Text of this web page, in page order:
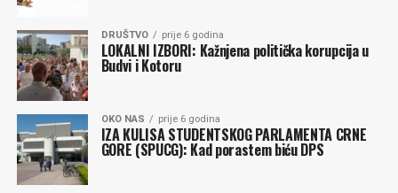
DRUŠTVO prije 6 godina
LOKALNI IZBORI: Kažnjena politička korupcija u
Budvi i Kotoru
OKO NAS prije 6 godina
IZA KULISA STUDENTSKOG PARLAMENTA CRNE
GORE (SPUCG): Kad porastem biću DPS